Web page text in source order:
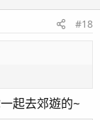
#18
起去郊遊的~